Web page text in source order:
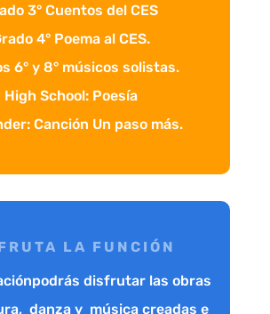
3° Cuentos del CES
4° Poema al CES.
6° y 8° músicos solistas.
High School: Poesía
Canción Un paso más.
LA FUNCIÓN
disfrutar las obras
danza y música creadas e